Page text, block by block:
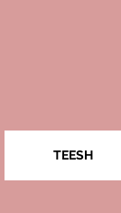
TEESH